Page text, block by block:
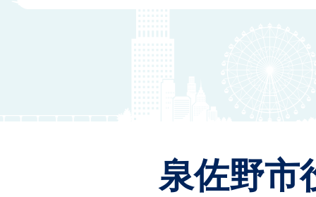
泉佐野市